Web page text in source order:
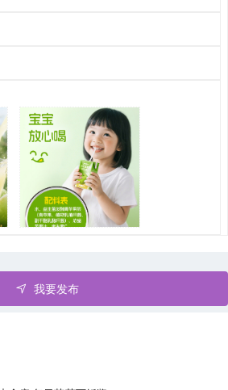
我要发布